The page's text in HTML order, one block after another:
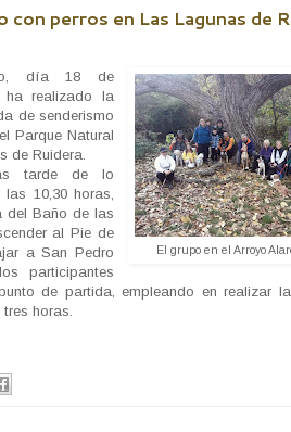
con perros en Las Lagunas de
El grupo en el Arroyo
día 18 de
ha realizado la
de senderismo
Parque Natural
de Ruidera.
tarde de lo
10,30 horas,
del Baño de las
al Pie de
a San Pedro
participantes
de partida, empleando en realizar
horas.